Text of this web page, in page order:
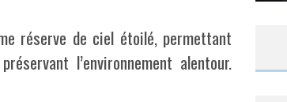
réserve de ciel étoilé, permettant
l’environnement alentour.